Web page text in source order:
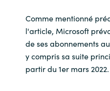
Comme mentionné
l'article, Microsoft
de ses abonnements
y compris sa suite
partir du 1er mars 2022.